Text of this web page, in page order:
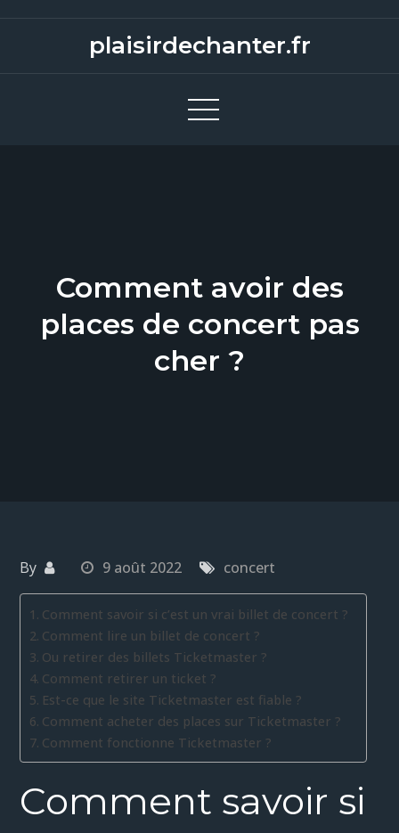
plaisirdechanter.fr
Comment avoir des
places de concert pas
cher ?
By 9 août 2022 concert
Comment savoir si c’est un vrai billet de concert ?
Comment lire un billet de concert ?
Ou retirer des billets Ticketmaster ?
Comment retirer un ticket ?
Est-ce que le site Ticketmaster est fiable ?
Comment acheter des places sur Ticketmaster ?
Comment fonctionne Ticketmaster ?
Comment savoir si